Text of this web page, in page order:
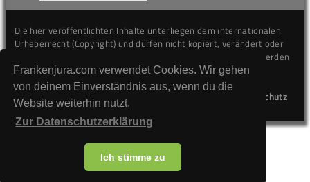
Frankenjura.com verwendet Cookies. Wir gehen
von deinem Einverständnis aus, wenn du die
Website weiterhin nutzt.
Zur Datenschutzerklärung
Ich stimme zu
Die hier veröffentlichten Inhalte unterliegen dem internationalen
Urheberrecht (Copyright) und dürfen nicht kopiert, verändert oder
unverändert wiederveröffentlicht werden. Gegen Verstöße werden
wir auf juristischem Wege vorgehen.
Datenschutz